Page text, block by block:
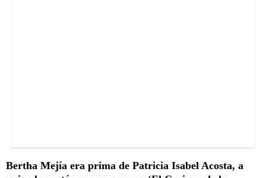
Bertha Mejía era prima de Patricia Isabel Acosta, a